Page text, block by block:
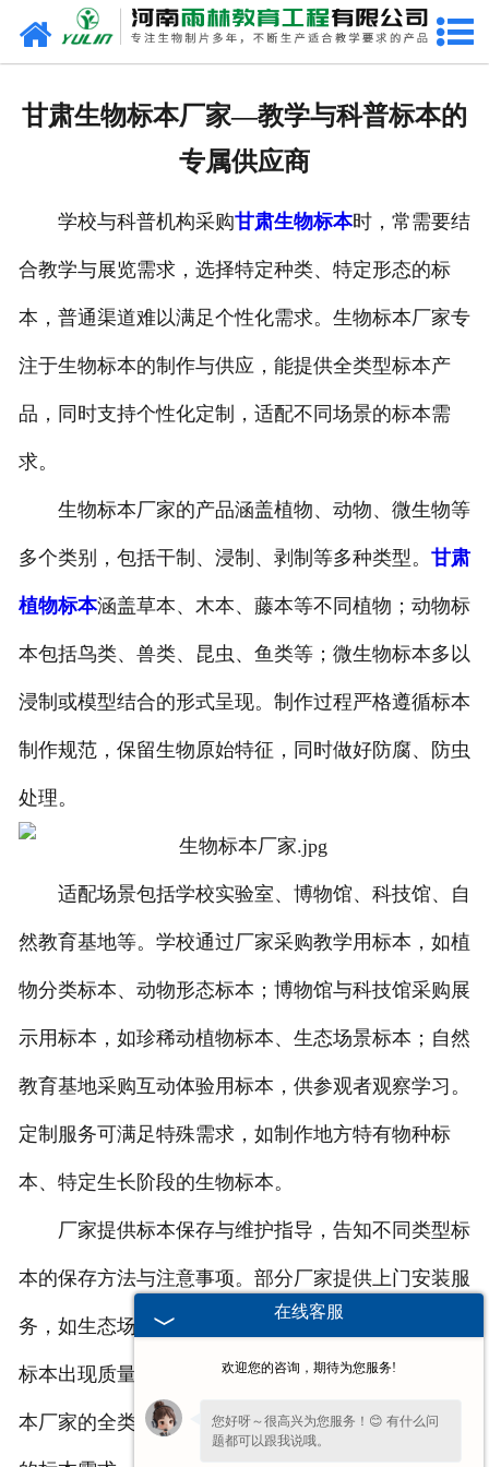
网站首页
联系我们
甘肃生物标本厂家—教学与科普标本的
专属供应商
学校与科普机构采购甘肃生物标本时，常需要结
合教学与展览需求，选择特定种类、特定形态的标
本，普通渠道难以满足个性化需求。生物标本厂家专
注于生物标本的制作与供应，能提供全类型标本产
品，同时支持个性化定制，适配不同场景的标本需
求。
生物标本厂家的产品涵盖植物、动物、微生物等
多个类别，包括干制、浸制、剥制等多种类型。 甘肃
植物标本涵盖草本、木本、藤本等不同植物；动物标
本包括鸟类、兽类、昆虫、鱼类等；微生物标本多以
浸制或模型结合的形式呈现。制作过程严格遵循标本
制作规范，保留生物原始特征，同时做好防腐、防虫
处理。
适配场景包括学校实验室、博物馆、科技馆、自
然教育基地等。学校通过厂家采购教学用标本，如植
物分类标本、动物形态标本；博物馆与科技馆采购展
示用标本，如珍稀动植物标本、生态场景标本；自然
教育基地采购互动体验用标本，供参观者观察学习。
定制服务可满足特殊需求，如制作地方特有物种标
本、特定生长阶段的生物标本。
厂家提供标本保存与维护指导，告知不同类型标
本的保存方法与注意事项。部分厂家提供上门安装服
务，如生态场景标本的搭建。售后************，如
标本出现质量问题，可提供维修或更换服务。生物标
本厂家的全类型供给与定制服务，满足了不同场景下
在线客服
欢迎您的咨询，期待为您服务!
您好呀～很高兴为您服务！😊 有什么问
题都可以跟我说哦。